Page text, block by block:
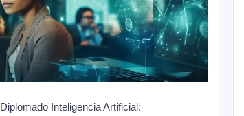
Diplomado Inteligencia Artificial: